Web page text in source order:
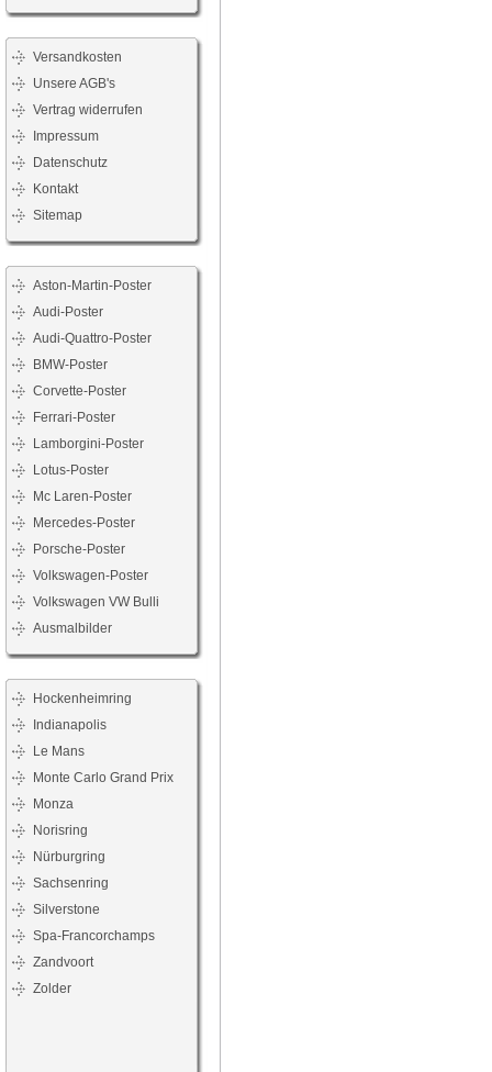
Versandkosten
Unsere AGB's
Vertrag widerrufen
Impressum
Datenschutz
Kontakt
Sitemap
Aston-Martin-Poster
Audi-Poster
Audi-Quattro-Poster
BMW-Poster
Corvette-Poster
Ferrari-Poster
Lamborgini-Poster
Lotus-Poster
Mc Laren-Poster
Mercedes-Poster
Porsche-Poster
Volkswagen-Poster
Volkswagen VW Bulli
Ausmalbilder
Hockenheimring
Indianapolis
Le Mans
Monte Carlo Grand Prix
Monza
Norisring
Nürburgring
Sachsenring
Silverstone
Spa-Francorchamps
Zandvoort
Zolder